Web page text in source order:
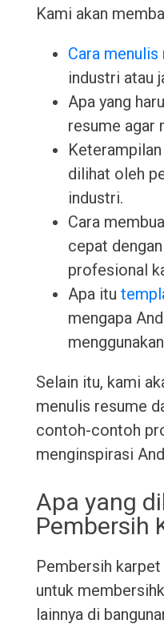
Kami akan
Cara menulis
industri atau
Apa yang
resume agar
dilihat oleh
industri.
Cara
cepat
profesional
Apa itu
mengapa
Selain itu, kami
menulis resume
contoh-contoh
menginspirasi
Apa yang
Pembersih
Pembersih
untuk
lainnya di